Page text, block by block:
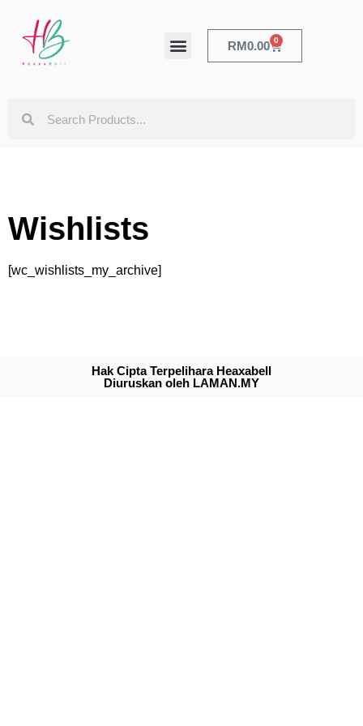
RM0.00 0
Wishlists
[wc_wishlists_my_archive]
Hak Cipta Terpelihara Heaxabell
Diuruskan oleh LAMAN.MY